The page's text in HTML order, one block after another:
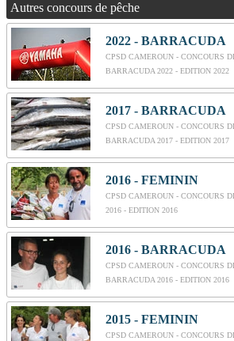
Autres concours de pêche
2022 - BARRACUDA
CPSD CAMEROUN - CONCOURS
BARRACUDA 2022 - EDITION 2022
2017 - BARRACUDA
CPSD CAMEROUN - CONCOURS
BARRACUDA 2017 - EDITION 2017
2016 - FEMININ
CPSD CAMEROUN - CONCOURS
2016 - EDITION 2016
2016 - BARRACUDA
CPSD CAMEROUN - CONCOURS
BARRACUDA 2016 - EDITION 2016
2015 - FEMININ
CPSD CAMEROUN - CONCOURS